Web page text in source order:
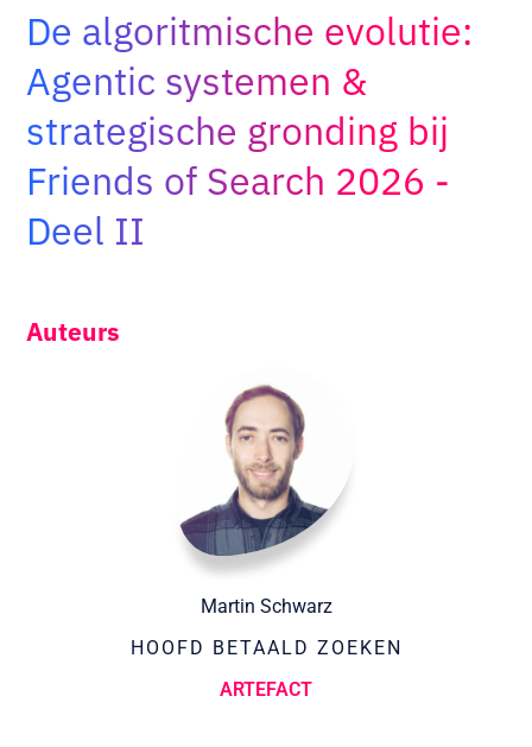
Adopt AI
naar:
NL
De algoritmische evolutie:
Agentic systemen &
strategische gronding bij
Friends of Search 2026 -
Deel II
Auteurs
Martin Schwarz
HOOFD BETAALD ZOEKEN
ARTEFACT